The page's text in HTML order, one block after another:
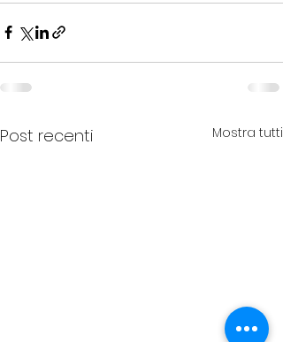
Post recenti Mostra tutti